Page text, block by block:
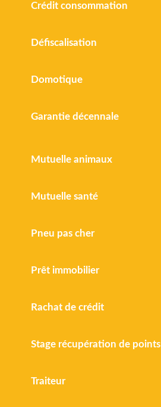
Crédit consommation
Défiscalisation
Domotique
Garantie décennale
Mutuelle animaux
Mutuelle santé
Pneu pas cher
Prêt immobilier
Rachat de crédit
Stage récupération de points
Traiteur